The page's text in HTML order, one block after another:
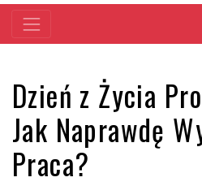
Dzień z Życia
Jak Naprawdę
Praca?